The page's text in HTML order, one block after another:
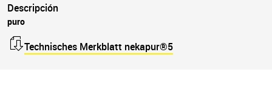
Descripción
puro
Technisches Merkblatt nekapur®5